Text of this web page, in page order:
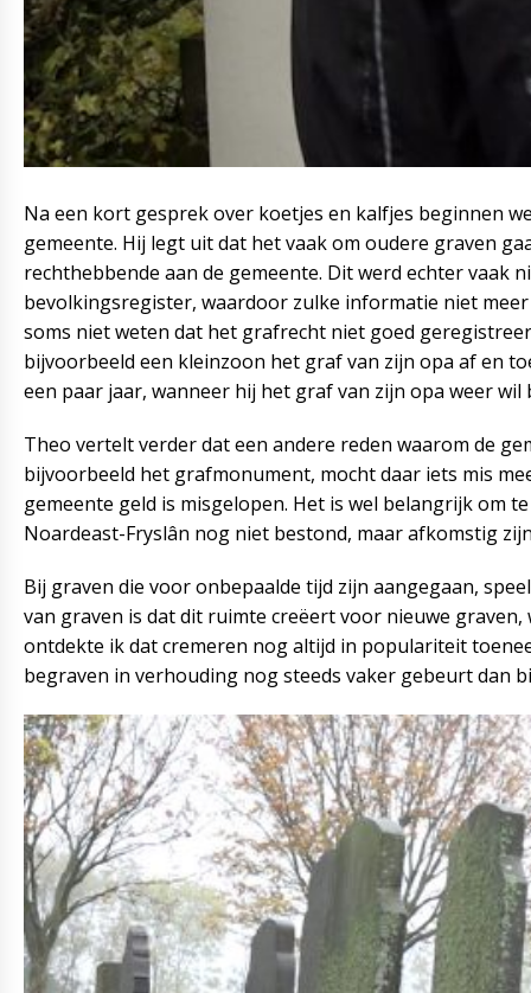
Na een kort gesprek over koetjes en kalfjes beginnen
gemeente. Hij legt uit dat het vaak om oudere graven
rechthebbende aan de gemeente. Dit werd echter vaak
bevolkingsregister, waardoor zulke informatie niet
soms niet weten dat het grafrecht niet goed
bijvoorbeeld een kleinzoon het graf van zijn opa af en
een paar jaar, wanneer hij het graf van zijn opa weer
Theo vertelt verder dat een andere reden waarom de
bijvoorbeeld het grafmonument, mocht daar iets mis
gemeente geld is misgelopen. Het is wel belangrijk om
Noardeast-Fryslân nog niet bestond, maar afkomstig
Bij graven die voor onbepaalde tijd zijn aangegaan,
van graven is dat dit ruimte creëert voor nieuwe
ontdekte ik dat cremeren nog altijd in populariteit
begraven in verhouding nog steeds vaker gebeurt dan